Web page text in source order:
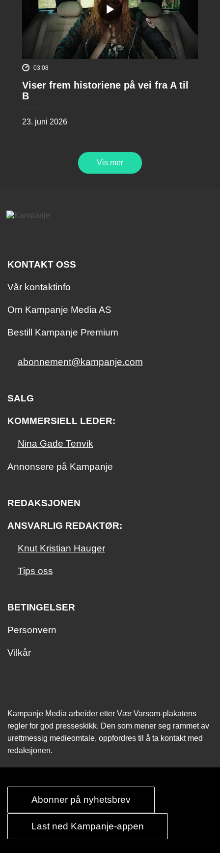
03:08
Viser frem historiene på vei fra A til
B
23. juni 2026
Vis mer
KONTAKT OSS
Vår kontaktinfo
Om Kampanje Media AS
Bestill Kampanje Premium
abonnement@kampanje.com
SALG
KOMMERSIELL LEDER:
Nina Gade Tenvik
Annonsere på Kampanje
REDAKSJONEN
ANSVARLIG REDAKTØR:
Knut Kristian Hauger
Tips oss
BETINGELSER
Personvern
Vilkår
Kampanje Media arbeider etter Vær Varsom-plakatens
regler for god presseskikk. Den som mener seg rammet av
urettmessig medie­omtale, oppfordres til å ta kontakt med
redaksjonen.
Abonner på nyhetsbrev
Last ned Kampanje-appen